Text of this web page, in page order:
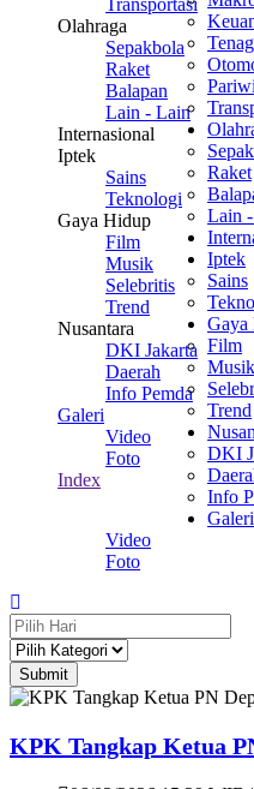
Transportasi
Olahraga
Sepakbola
Raket
Balapan
Lain - Lain
Internasional
Iptek
Sains
Teknologi
Gaya Hidup
Film
Musik
Selebritis
Trend
Nusantara
DKI Jakarta
Daerah
Info Pemda
Galeri
Video
Foto
Index
Raket
Lain
Iptek
Sains
Gaya
Film
Musik
Trend
DKI
Info
Galeri
Video
Foto
Submit
KPK Tangkap Ketua